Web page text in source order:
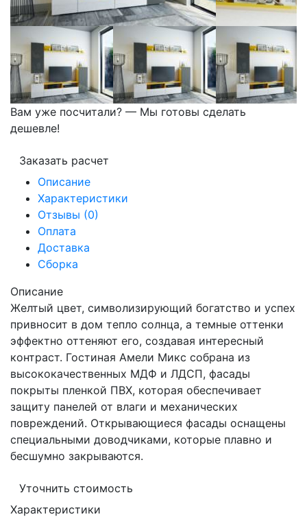
Вам уже посчитали? — Мы готовы сделать
дешевле!
Заказать расчет
Описание
Характеристики
Отзывы (0)
Оплата
Доставка
Сборка
Описание
Желтый цвет, символизирующий богатство и успех
привносит в дом тепло солнца, а темные оттенки
эффектно оттеняют его, создавая интересный
контраст. Гостиная Амели Микс собрана из
высококачественных МДФ и ЛДСП, фасады
покрыты пленкой ПВХ, которая обеспечивает
защиту панелей от влаги и механических
повреждений. Открывающиеся фасады оснащены
специальными доводчиками, которые плавно и
бесшумно закрываются.
Уточнить стоимость
Характеристики